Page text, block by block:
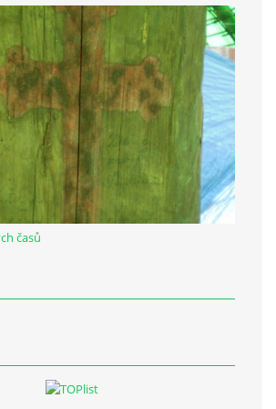
jednota "Komenský" v Choceradech z.s.
Chocerady 4
257 24 Chocerady
IČ: 498 28 614
Kontaktní osoba:
Mgr. Miroslava Cinkeisová
723 967 851
časů